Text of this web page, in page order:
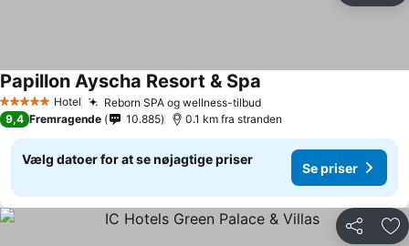
5 Stjerner Hotel Reborn SPA og wellness-tilbud
Papillon Ayscha Resort & Spa
9,4 Fremragende 10.885 0.1 km fra stranden
Vælg datoer for at se nøjagtige priser
Se priser
Del